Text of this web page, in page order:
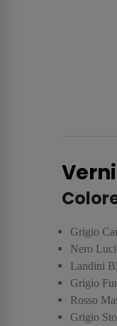
Grigio
Nero
Landini
Grigio
Rosso
Grigio